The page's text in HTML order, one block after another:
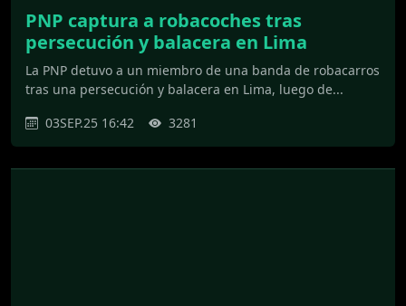
PNP captura a robacoches tras
persecución y balacera en Lima
La PNP detuvo a un miembro de una banda de robacarros
tras una persecución y balacera en Lima, luego de...
03SEP.25 16:42
3281